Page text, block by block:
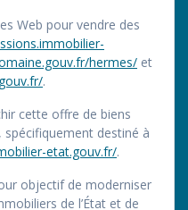
Web pour vendre des
hermes/ et
.
cette offre de biens
spécifiquement destiné à
etat.gouv.fr/.
objectif de moderniser
de l’État et de